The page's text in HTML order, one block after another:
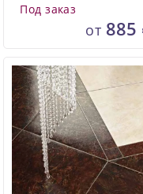
Под заказ
от 885